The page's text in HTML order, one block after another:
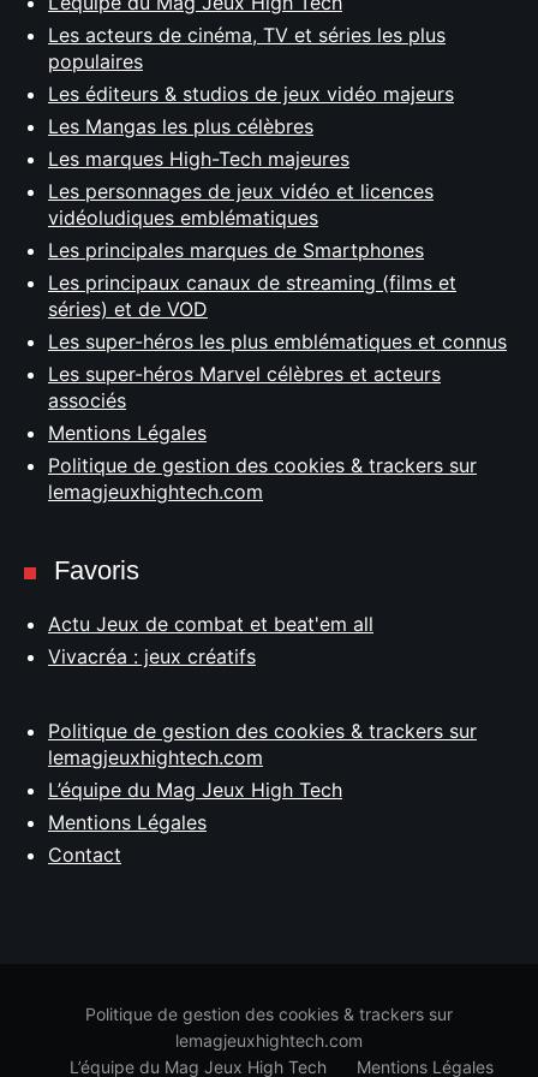
Les acteurs de cinéma, TV et séries les plus
populaires
Les éditeurs & studios de jeux vidéo majeurs
Les Mangas les plus célèbres
Les marques High-Tech majeures
Les personnages de jeux vidéo et licences
vidéoludiques emblématiques
Les principales marques de Smartphones
Les principaux canaux de streaming (films et
séries) et de VOD
Les super-héros les plus emblématiques et connus
Les super-héros Marvel célèbres et acteurs
associés
Mentions Légales
Politique de gestion des cookies & trackers sur
lemagjeuxhightech.com
Favoris
Actu Jeux de combat et beat'em all
Vivacréa : jeux créatifs
Politique de gestion des cookies & trackers sur
lemagjeuxhightech.com
L’équipe du Mag Jeux High Tech
Mentions Légales
Contact
Politique de gestion des cookies & trackers sur
lemagjeuxhightech.com
L’équipe du Mag Jeux High Tech
Mentions Légales